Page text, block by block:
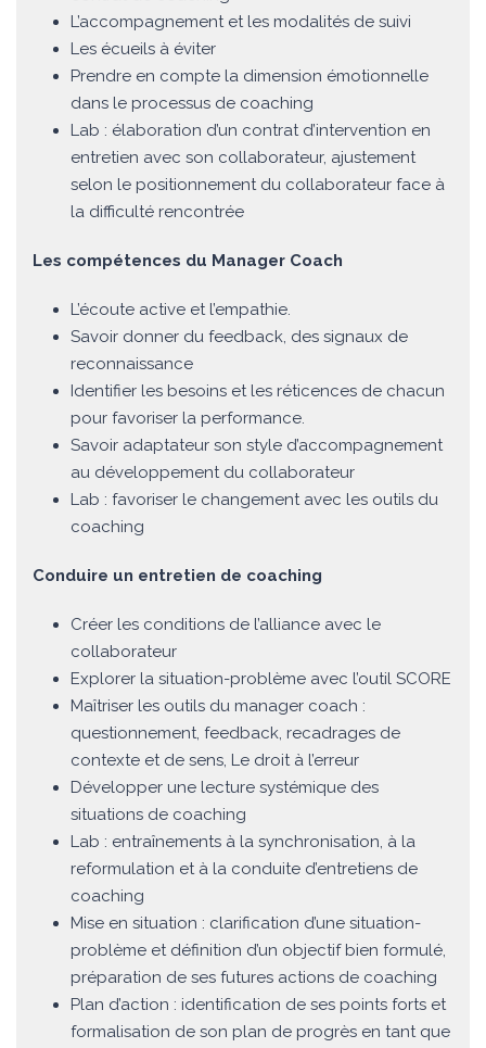
L’accompagnement et les modalités de suivi
Les écueils à éviter
Prendre en compte la dimension émotionnelle
dans le processus de coaching
Lab : élaboration d’un contrat d’intervention en
entretien avec son collaborateur, ajustement
selon le positionnement du collaborateur face à
la difficulté rencontrée
Les compétences du Manager Coach
L’écoute active et l’empathie.
Savoir donner du feedback, des signaux de
reconnaissance
Identifier les besoins et les réticences de chacun
pour favoriser la performance.
Savoir adaptateur son style d’accompagnement
au développement du collaborateur
Lab : favoriser le changement avec les outils du
coaching
Conduire un entretien de coaching
Créer les conditions de l’alliance avec le
collaborateur
Explorer la situation-problème avec l’outil SCORE
Maîtriser les outils du manager coach :
questionnement, feedback, recadrages de
contexte et de sens, Le droit à l’erreur
Développer une lecture systémique des
situations de coaching
Lab : entraînements à la synchronisation, à la
reformulation et à la conduite d’entretiens de
coaching
Mise en situation : clarification d’une situation-
problème et définition d’un objectif bien formulé,
préparation de ses futures actions de coaching
Plan d’action : identification de ses points forts et
formalisation de son plan de progrès en tant que